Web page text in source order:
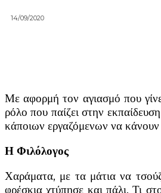
14/09/2020
Με αφορμή τον αγιασμό που
ρόλο που παίζει στην
κάποιων εργαζόμενων να
Η Φιλόλογος
Χαράματα, με τα μάτια να
φρέσκια χτύπησε και πάλι. Τι